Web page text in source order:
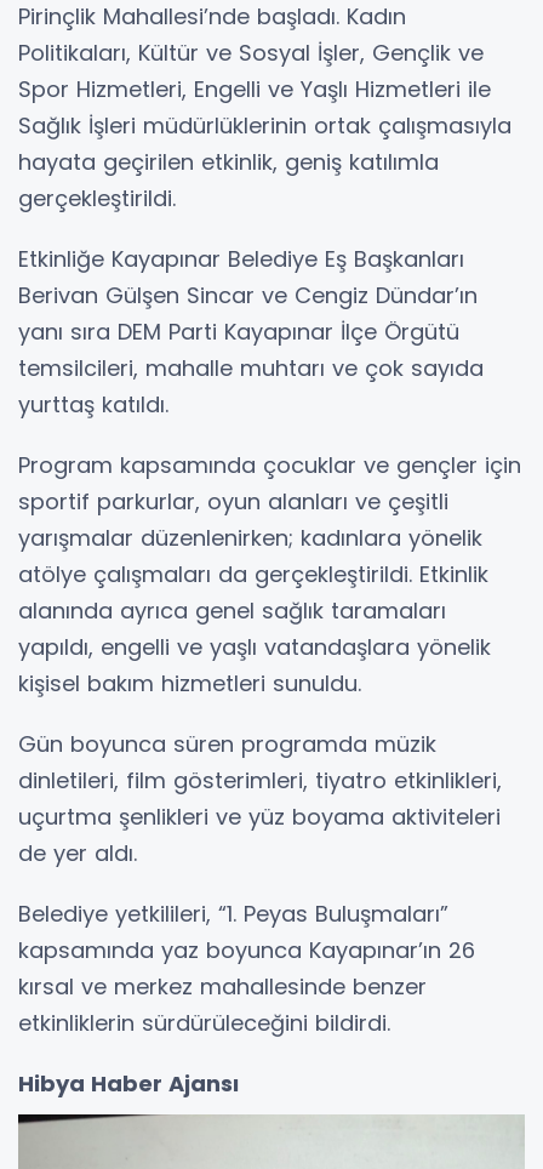
Pirinçlik Mahallesi’nde başladı. Kadın
Politikaları, Kültür ve Sosyal İşler, Gençlik ve
Spor Hizmetleri, Engelli ve Yaşlı Hizmetleri ile
Sağlık İşleri müdürlüklerinin ortak çalışmasıyla
hayata geçirilen etkinlik, geniş katılımla
gerçekleştirildi.
Etkinliğe Kayapınar Belediye Eş Başkanları
Berivan Gülşen Sincar ve Cengiz Dündar’ın
yanı sıra DEM Parti Kayapınar İlçe Örgütü
temsilcileri, mahalle muhtarı ve çok sayıda
yurttaş katıldı.
Program kapsamında çocuklar ve gençler için
sportif parkurlar, oyun alanları ve çeşitli
yarışmalar düzenlenirken; kadınlara yönelik
atölye çalışmaları da gerçekleştirildi. Etkinlik
alanında ayrıca genel sağlık taramaları
yapıldı, engelli ve yaşlı vatandaşlara yönelik
kişisel bakım hizmetleri sunuldu.
Gün boyunca süren programda müzik
dinletileri, film gösterimleri, tiyatro etkinlikleri,
uçurtma şenlikleri ve yüz boyama aktiviteleri
de yer aldı.
Belediye yetkilileri, “1. Peyas Buluşmaları”
kapsamında yaz boyunca Kayapınar’ın 26
kırsal ve merkez mahallesinde benzer
etkinliklerin sürdürüleceğini bildirdi.
Hibya Haber Ajansı